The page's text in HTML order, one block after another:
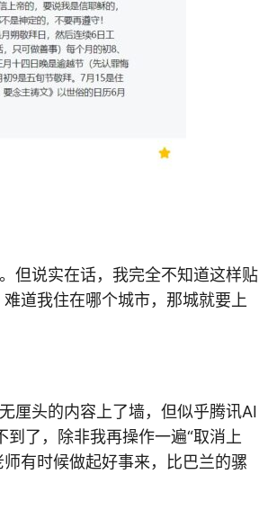
但说实在话，我完全不知道这样贴
道我住在哪个城市，那城就要上
厘头的内容上了墙，但似乎腾讯AI
了，除非我再操作一遍“取消上
有时候做起好事来，比巴兰的骡